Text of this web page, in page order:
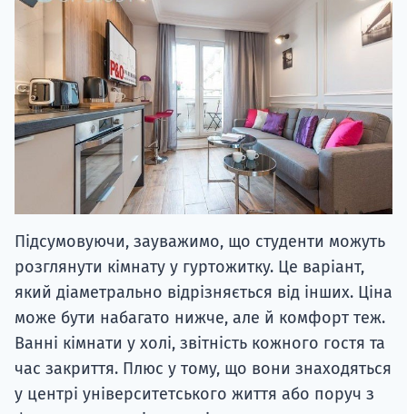
Підсумовуючи, зауважимо, що студенти можуть
розглянути кімнату у гуртожитку. Це варіант,
який діаметрально відрізняється від інших. Ціна
може бути набагато нижче, але й комфорт теж.
Ванні кімнати у холі, звітність кожного гостя та
час закриття. Плюс у тому, що вони знаходяться
у центрі університетського життя або поруч з